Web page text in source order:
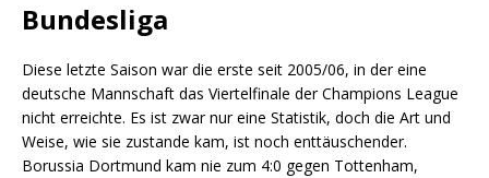
Bundesliga
Diese letzte Saison war die erste seit 2005/06, in der eine
deutsche Mannschaft das Viertelfinale der Champions League
nicht erreichte. Es ist zwar nur eine Statistik, doch die Art und
Weise, wie sie zustande kam, ist noch enttäuschender.
Borussia Dortmund kam nie zum 4:0 gegen Tottenham,